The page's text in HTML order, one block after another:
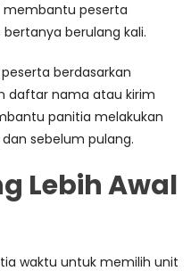
membantu peserta
berulang kali.
berdasarkan
daftar nama atau kirim
panitia melakukan
sebelum pulang.
Lebih Awal
waktu untuk memilih unit